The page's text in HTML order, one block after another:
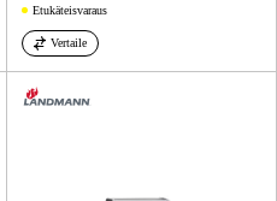
Etukäteisvaraus
Vertaile